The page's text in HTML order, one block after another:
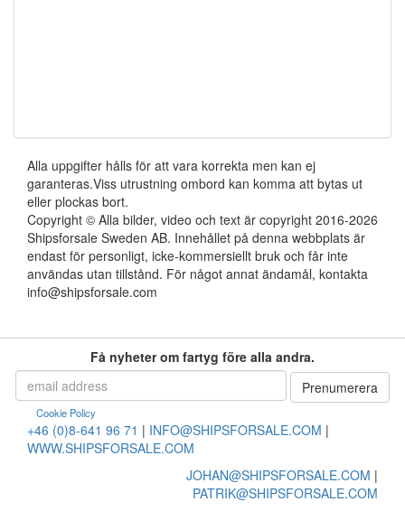
Alla uppgifter hålls för att vara korrekta men kan ej
garanteras.Viss utrustning ombord kan komma att bytas ut
eller plockas bort.
Copyright © Alla bilder, video och text är copyright 2016-2026
Shipsforsale Sweden AB. Innehållet på denna webbplats är
endast för personligt, icke-kommersiellt bruk och får inte
användas utan tillstånd. För något annat ändamål, kontakta
info@shipsforsale.com
Få nyheter om fartyg före alla andra.
Cookie Policy
+46 (0)8-641 96 71 | INFO@SHIPSFORSALE.COM |
WWW.SHIPSFORSALE.COM
JOHAN@SHIPSFORSALE.COM |
PATRIK@SHIPSFORSALE.COM